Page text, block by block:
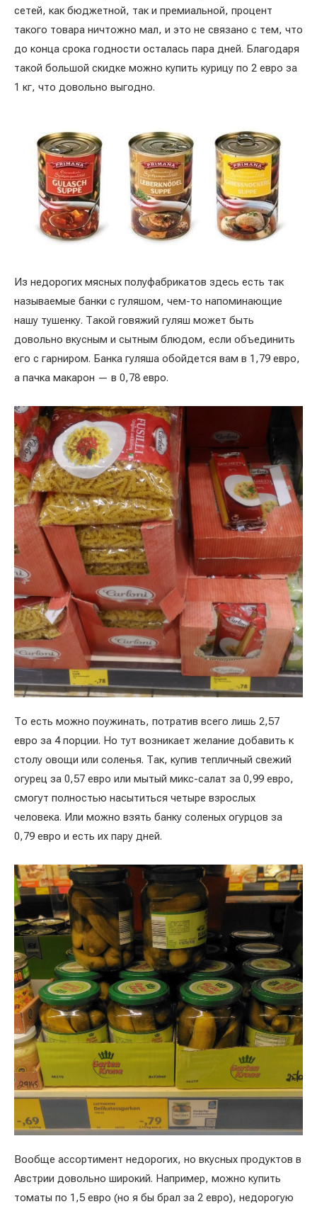
сетей, как бюджетной, так и премиальной, процент
такого товара ничтожно мал, и это не связано с тем, что
до конца срока годности осталась пара дней. Благодаря
такой большой скидке можно купить курицу по 2 евро за
1 кг, что довольно выгодно.
Из недорогих мясных полуфабрикатов здесь есть так
называемые банки с гуляшом, чем-то напоминающие
нашу тушенку. Такой говяжий гуляш может быть
довольно вкусным и сытным блюдом, если объединить
его с гарниром. Банка гуляша обойдется вам в 1,79 евро,
а пачка макарон — в 0,78 евро.
То есть можно поужинать, потратив всего лишь 2,57
евро за 4 порции. Но тут возникает желание добавить к
столу овощи или соленья. Так, купив тепличный свежий
огурец за 0,57 евро или мытый микс-салат за 0,99 евро,
смогут полностью насытиться четыре взрослых
человека. Или можно взять банку соленых огурцов за
0,79 евро и есть их пару дней.
Вообще ассортимент недорогих, но вкусных продуктов в
Австрии довольно широкий. Например, можно купить
томаты по 1,5 евро (но я бы брал за 2 евро), недорогую